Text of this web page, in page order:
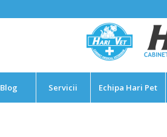
Blog Servicii Echipa Hari Pet